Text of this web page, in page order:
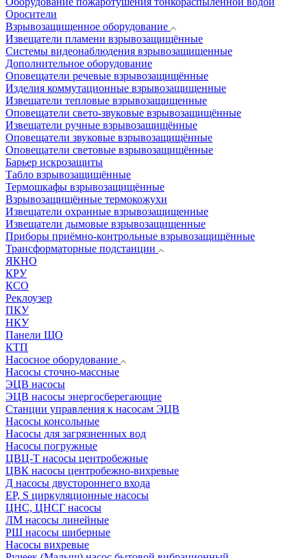
Оросители
Взрывозащищенное оборудование
Извещатели пламени взрывозащищённые
Системы видеонаблюдения взрывозащищенные
Дополнительное оборудование
Оповещатели речевые взрывозащищённые
Изделия коммутационные взрывозащищенные
Извещатели тепловые взрывозащищенные
Оповещатели свето-звуковые взрывозащищённые
Извещатели ручные взрывозащищённые
Оповещатели звуковые взрывозащищённые
Оповещатели световые взрывозащищённые
Барьер искрозащиты
Табло взрывозащищённые
Термошкафы взрывозащищённые
Взрывозащищённые термокожухи
Извещатели охранные взрывозащищенные
Извещатели дымовые взрывозащищенные
Приборы приёмно-контрольные взрывозащищённые
Трансформаторные подстанции
ЯКНО
КРУ
КСО
Реклоузер
ПКУ
НКУ
Панели ЩО
КТП
Насосное оборудование
Насосы сточно-массные
ЭЦВ насосы
ЭЦВ насосы энергосберегающие
Станции управления к насосам ЭЦВ
Насосы консольные
Насосы для загрязненных вод
Насосы погружные
ЦВЦ-Т насосы центробежные
ЦВК насосы центробежно-вихревые
Д насосы двустороннего входа
EP, S циркуляционные насосы
ЦНС, ЦНСГ насосы
ЛМ насосы линейные
РШ насосы шиберные
Насосы вихревые